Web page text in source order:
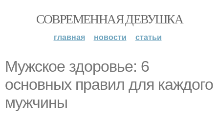
СОВРЕМЕННАЯ ДЕВУШКА
главная новости статьи
Мужское здоровье: 6
основных правил для каждого
мужчины